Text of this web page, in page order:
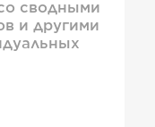
сводными
и другими